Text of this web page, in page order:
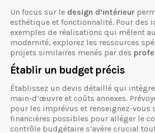
Un focus sur le design d’intérieur
esthétique et fonctionnalité. Pour des
exemples de réalisations qui mêlent
modernité, explorez les ressources
projets similaires menés par des
Établir un budget précis
Établissez un devis détaillé qui
main-d’œuvre et coûts annexes.
pour les imprévus et renseignez-vous
financières possibles pour alléger le
contrôle budgétaire s’avère crucial